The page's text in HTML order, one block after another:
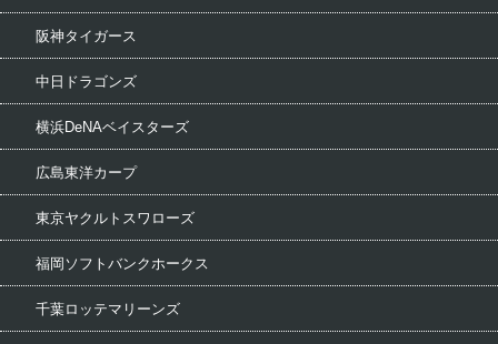
阪神タイガース
中日ドラゴンズ
横浜DeNAベイスターズ
広島東洋カープ
東京ヤクルトスワローズ
福岡ソフトバンクホークス
千葉ロッテマリーンズ